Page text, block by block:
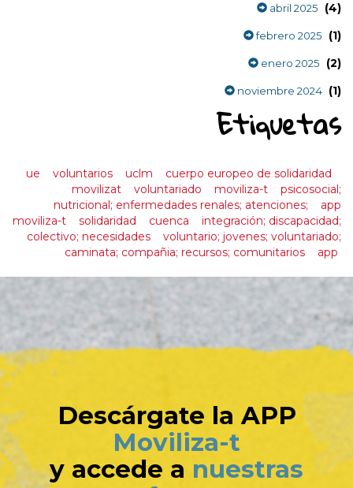
abril 2025 (4)
febrero 2025 (1)
enero 2025 (2)
noviembre 2024 (1)
Etiquetas
ue voluntarios uclm
cuerpo europeo de solidaridad
movilizat
voluntariado moviliza-t
psicosocial;
nutricional; enfermedades renales; atenciones;
app
moviliza-t
solidaridad cuenca
integración; discapacidad;
colectivo; necesidades
voluntario; jovenes; voluntariado;
caminata; compañia; recursos; comunitarios
app
Descárgate la APP
Moviliza-t
y accede a nuestras